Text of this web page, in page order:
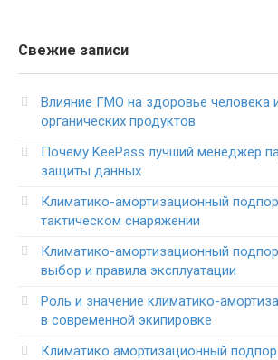
Свежие записи
Влияние ГМО на здоровье человека
органических продуктов
Почему KeePass лучший менеджер
защиты данных
Климатико-амортизационный
тактическом снаряжении
Климатико-амортизационный
выбор и правила эксплуатации
Роль и значение климатико-
в современной экипировке
Климатико амортизационный